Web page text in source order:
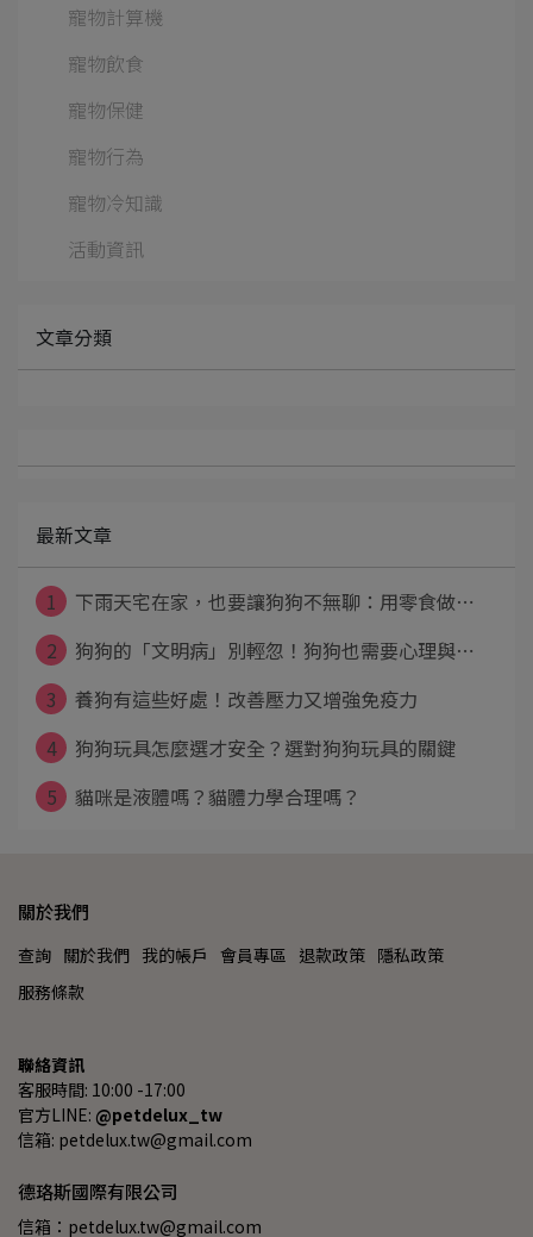
寵物計算機
寵物飲食
寵物保健
寵物行為
寵物冷知識
活動資訊
文章分類
最新文章
1
下雨天宅在家，也要讓狗狗不無聊：用零食做⋯
2
狗狗的「文明病」別輕忽！狗狗也需要心理與⋯
3
養狗有這些好處！改善壓力又增強免疫力
4
狗狗玩具怎麼選才安全？選對狗狗玩具的關鍵
5
貓咪是液體嗎？貓體力學合理嗎？
關於我們
查詢 關於我們 我的帳戶 會員專區 退款政策 隱私政策
服務條款
聯絡資訊
客服時間: 10:00 -17:00
官方LINE: @petdelux_tw
信箱: petdelux.tw@gmail.com
德珞斯國際有限公司
信箱：petdelux.tw@gmail.com